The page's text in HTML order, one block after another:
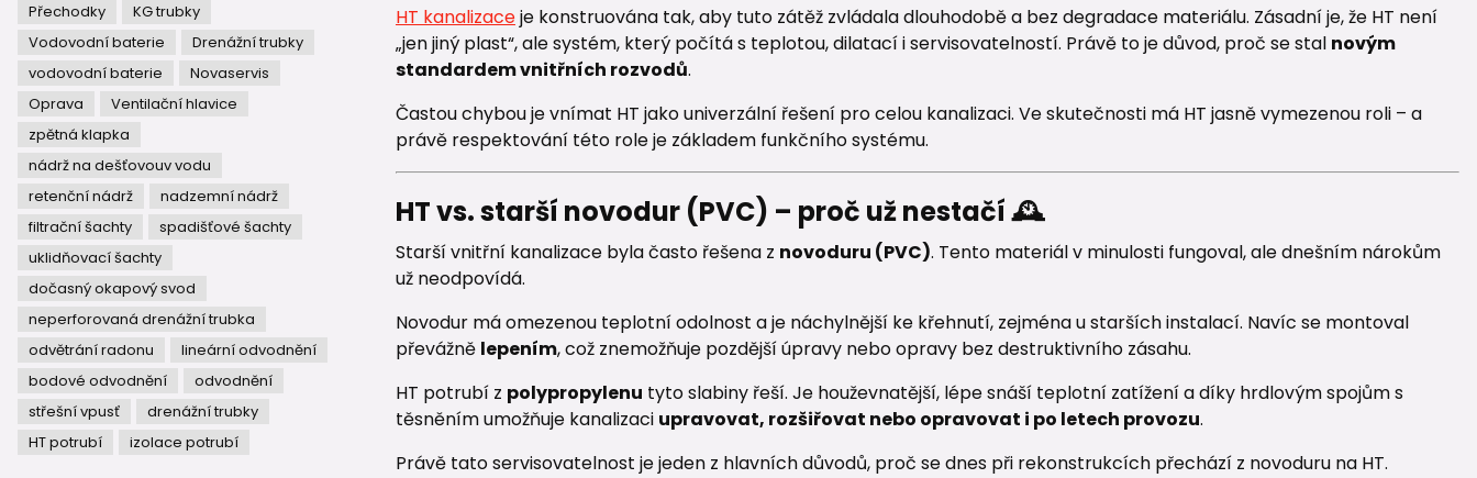
Přechodky
KG trubky
Vodovodní baterie
Drenážní trubky
vodovodní baterie
Novaservis
Oprava
Ventilační hlavice
zpětná klapka
nádrž na dešťovouv vodu
retenční nádrž
nadzemní nádrž
filtrační šachty
spadišťové šachty
uklidňovací šachty
dočasný okapový svod
neperforovaná drenážní trubka
odvětrání radonu
lineární odvodnění
bodové odvodnění
odvodnění
střešní vpusť
drenážní trubky
HT potrubí
izolace potrubí
HT kanalizaceje konstruována tak, aby tuto zátěž zvládala dlouhodobě a bez degradace materiálu. Zásadní je, že HT není
„jen jiný plast“, ale systém, který počítá s teplotou, dilatací i servisovatelností. Právě to je důvod, proč se stal novým
standardem vnitřních rozvodů.
Častou chybou je vnímat HT jako univerzální řešení pro celou kanalizaci. Ve skutečnosti má HT jasně vymezenou roli – a
právě respektování této role je základem funkčního systému.
HT vs. starší novodur (PVC) – proč už nestačí 🕰️
Starší vnitřní kanalizace byla často řešena z novoduru (PVC). Tento materiál v minulosti fungoval, ale dnešním nárokům
už neodpovídá.
Novodur má omezenou teplotní odolnost a je náchylnější ke křehnutí, zejména u starších instalací. Navíc se montoval
převážně lepením, což znemožňuje pozdější úpravy nebo opravy bez destruktivního zásahu.
HT potrubí z polypropylenu tyto slabiny řeší. Je houževnatější, lépe snáší teplotní zatížení a díky hrdlovým spojům s
těsněním umožňuje kanalizaci upravovat, rozšiřovat nebo opravovat i po letech provozu.
Právě tato servisovatelnost je jeden z hlavních důvodů, proč se dnes při rekonstrukcích přechází z novoduru na HT.